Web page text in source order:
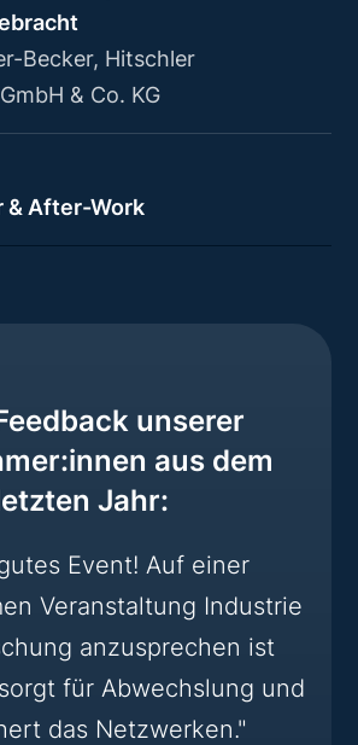
Becker, Hitschler
& Co. KG
After-Work
unserer
aus dem
Jahr:
Event! Auf einer
Veranstaltung Industrie
anzusprechen ist
für Abwechslung und
das Netzwerken."